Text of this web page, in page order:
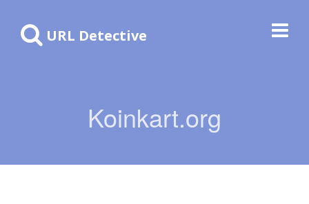
URL Detective
Koinkart.org